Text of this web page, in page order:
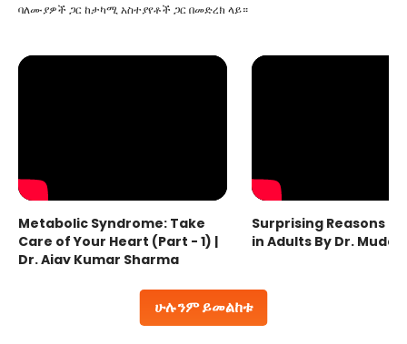
ሁሉንም ይመልከቱ
ባለሙያዎች ጋር ከታካሚ አስተያየቶች ጋር በመድረክ ላይ።
Metabolic Syndrome: Take
Care of Your Heart (Part - 1) |
Dr. Ajay Kumar Sharma
Surprising Reasons
in Adults By Dr.